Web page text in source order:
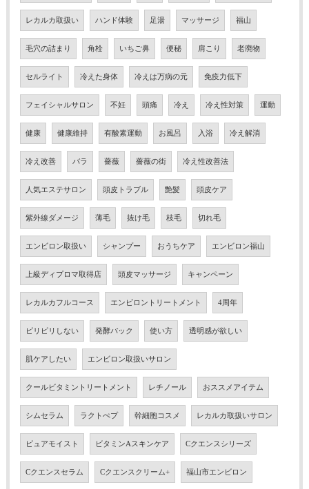
レカルカ取扱い ハンド体験 足湯 マッサージ 福山
毛穴の詰まり 角栓 いちご鼻 便秘 肩こり 老廃物
セルライト 冷えた身体 冷えは万病の元 免疫力低下
フェイシャルサロン 不妊 頭痛 冷え 冷え性対策 運動
健康 健康維持 有酸素運動 お風呂 入浴 冷え解消
冷え改善 バラ 薔薇 薔薇の街 冷え性改善法
人気エステサロン 頭皮トラブル 艶髪 頭皮ケア
紫外線ダメージ 薄毛 抜け毛 枝毛 切れ毛
エンビロン取扱い シャンプー おうちケア エンビロン福山
上級ディプロマ取得店 頭皮マッサージ キャンペーン
レカルカフルコース エンビロントリートメント 4周年
ピリピリしない 発酵パック 使い方 透明感が欲しい
肌ケアしたい エンビロン取扱いサロン
クールビタミントリートメント レチノール おススメアイテム
シムセラム ラクトぺプ 幹細胞コスメ レカルカ取扱いサロン
ピュアモイスト ビタミンAスキンケア Cクエンスシリーズ
Cクエンスセラム Cクエンスクリーム+ 福山市エンビロン